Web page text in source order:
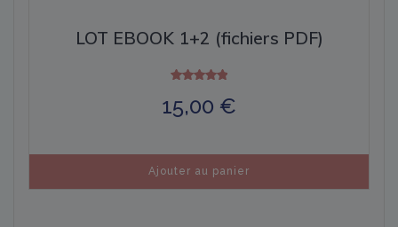
LOT EBOOK 1+2 (fichiers PDF)
5.00
sur 5
15,00 €
Ajouter au panier